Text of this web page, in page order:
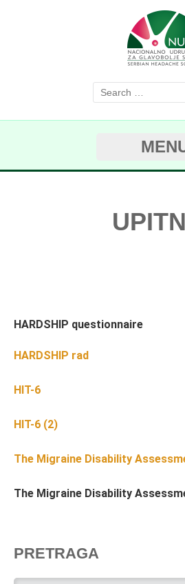
HARDSHIP questionnaire
HARDSHIP rad
HIT-6
HIT-6 (2)
The Migraine Disability
The Migraine Disability
PRETRAGA